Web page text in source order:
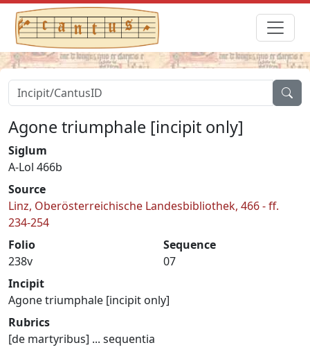
Agone triumphale [incipit only]
Siglum
A-Lol 466b
Source
Linz, Oberösterreichische Landesbibliothek, 466 - ff.
234-254
Folio
238v
Sequence
07
Incipit
Agone triumphale [incipit only]
Rubrics
[de martyribus] ... sequentia